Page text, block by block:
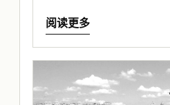
阅读更多